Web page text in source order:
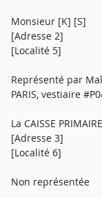
Monsieur [K] [S]
[Adresse 2]
[Localité 5]
Représenté par
PARIS, vestiaire
La CAISSE
[Adresse 3]
[Localité 6]
Non représentée